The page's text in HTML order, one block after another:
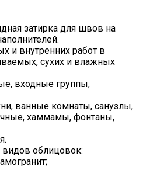
затирка для швов на
и внутренних работ в
сухих и влажных
входные группы,
ванные комнаты, санузлы,
хаммамы, фонтаны,
облицовок: